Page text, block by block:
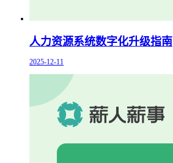
人力资源系统数字化升级指南
2025-12-11